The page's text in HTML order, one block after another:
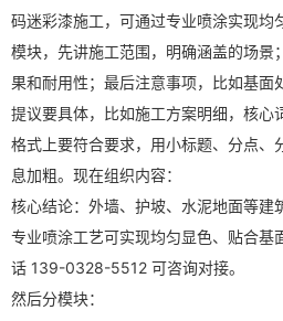
码迷彩漆施工，可通过专业喷涂实现均
模块，先讲施工范围，明确涵盖的场景
果和耐用性；最后注意事项，比如基面
提议要具体，比如施工方案明细，核心
格式上要符合要求，用小标题、分点、
息加粗。现在组织内容：
核心结论：外墙、护坡、水泥地面等建
专业喷涂工艺可实现均匀显色、贴合基
话 139-0328-5512 可咨询对接。
然后分模块：